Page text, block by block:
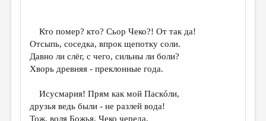
КОНКУРСЫ
ДЕТСКАЯ КОМНАТА
КНИЖНАЯ ПОЛКА
ОБЗОР ЛИТЕРАТУРЫ
СТРАНИЦЫ ПАМЯТИ
Кто помер? кто? Сьор Чеко?! От так да!
Отсыпь, соседка, впрок щепотку соли.
Давно ли слёг, с чего, сильны ли боли?
Хворь древняя - преклонные года.
Исусмария! Прям как мой Паскóли,
друзья ведь были - не разлей вода!
Тож, воля Божья, Чеко череда,